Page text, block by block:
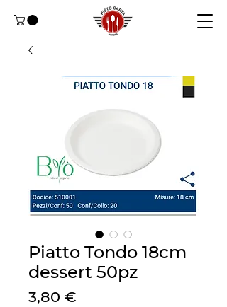
Piatto Tondo 18cm
dessert 50pz
3,80 €